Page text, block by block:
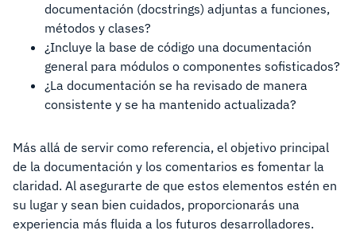
documentación (docstrings) adjuntas a funciones,
métodos y clases?
¿Incluye la base de código una documentación
general para módulos o componentes sofisticados?
¿La documentación se ha revisado de manera
consistente y se ha mantenido actualizada?
Más allá de servir como referencia, el objetivo principal
de la documentación y los comentarios es fomentar la
claridad. Al asegurarte de que estos elementos estén en
su lugar y sean bien cuidados, proporcionarás una
experiencia más fluida a los futuros desarrolladores.